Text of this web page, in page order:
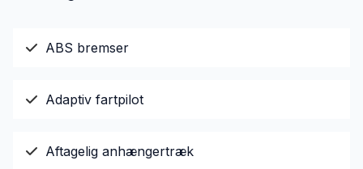
ABS bremser
Adaptiv fartpilot
Aftagelig anhængertræk